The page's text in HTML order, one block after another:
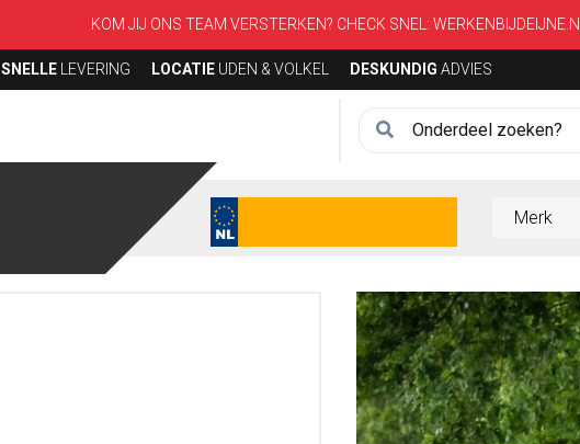
KOM JIJ ONS TEAM VERSTERKEN? CHECK SNEL: WERKENBIJDEIJNE.NL
SNELLE LEVERING LOCATIE UDEN & VOLKEL DESKUNDIG ADVIES